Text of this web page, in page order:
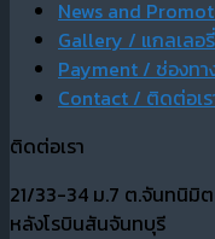
News and
Gallery / แกลเลอรี่
Payment / ช่องทา
Contact / ติดต่อเร
ติดต่อเรา
21/33-34 ม.7 ต.จันทนิมิ
หลังโรบินสันจันทบุรี